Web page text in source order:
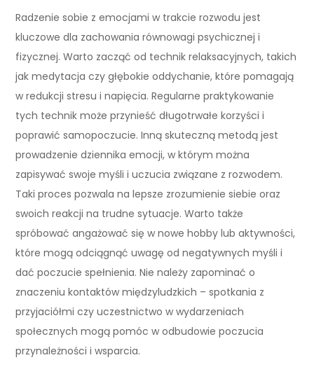
Radzenie sobie z emocjami w trakcie rozwodu jest
kluczowe dla zachowania równowagi psychicznej i
fizycznej. Warto zacząć od technik relaksacyjnych, takich
jak medytacja czy głębokie oddychanie, które pomagają
w redukcji stresu i napięcia. Regularne praktykowanie
tych technik może przynieść długotrwałe korzyści i
poprawić samopoczucie. Inną skuteczną metodą jest
prowadzenie dziennika emocji, w którym można
zapisywać swoje myśli i uczucia związane z rozwodem.
Taki proces pozwala na lepsze zrozumienie siebie oraz
swoich reakcji na trudne sytuacje. Warto także
spróbować angażować się w nowe hobby lub aktywności,
które mogą odciągnąć uwagę od negatywnych myśli i
dać poczucie spełnienia. Nie należy zapominać o
znaczeniu kontaktów międzyludzkich – spotkania z
przyjaciółmi czy uczestnictwo w wydarzeniach
społecznych mogą pomóc w odbudowie poczucia
przynależności i wsparcia.